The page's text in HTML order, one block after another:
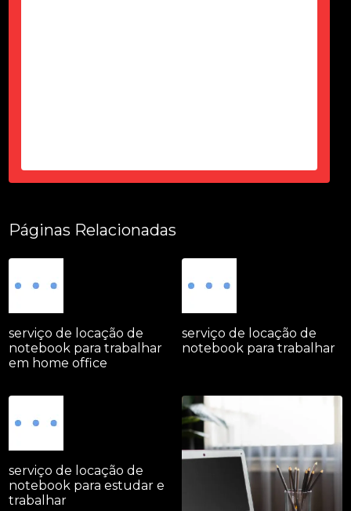
Páginas Relacionadas
serviço de locação de
notebook para trabalhar
em home office
serviço de locação de
notebook para trabalhar
serviço de locação de
notebook para estudar e
trabalhar